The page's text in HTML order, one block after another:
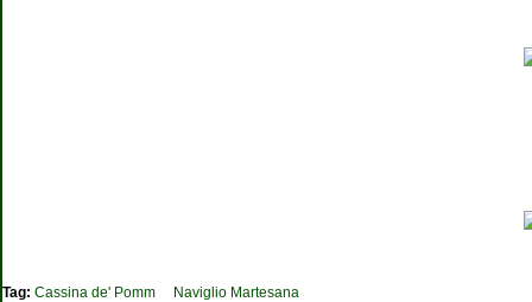
Tag: Cassina de' Pomm Naviglio Martesana